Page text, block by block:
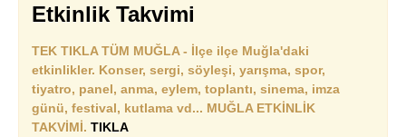
Etkinlik Takvimi
TEK TIKLA TÜM MUĞLA - İlçe ilçe Muğla'daki
etkinlikler. Konser, sergi, söyleşi, yarışma, spor,
tiyatro, panel, anma, eylem, toplantı, sinema, imza
günü, festival, kutlama vd... MUĞLA ETKİNLİK
TAKVİMİ. TIKLA